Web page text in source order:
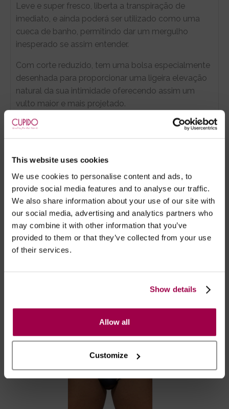
This website uses cookies
We use cookies to personalise content and ads, to
provide social media features and to analyse our traffic.
We also share information about your use of our site with
our social media, advertising and analytics partners who
may combine it with other information that you’ve
provided to them or that they’ve collected from your use
of their services.
Show details
Allow all
Customize
Leve e super fresco, liberta a transpiração de
imediato, e ainda poderá ser utilizado como uma
cueca de banho, permitindo dar um mergulho
inesperado se assim entender.
Com corte reduzido, tem uma bolsa especialmente
desenhada para proporcionar uma ligeira elevação
natural da sua intimidade oferecendo assim um
vulto maior e mais projetado.
- Embalagens 100% discretas
- *Entrega em 24 horas para pedidos antes das 16:00 h.
Após as 16:00 h, a sua encomenda será entregue em 48
horas, dias úteis. Portugal e Espanha Continental para
artigos em stock. Portes gratis depende do país de envio.
Possibilidade de atraso em épocas festivas.
RECOMENDAMOS